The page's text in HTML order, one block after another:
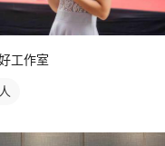
工作室